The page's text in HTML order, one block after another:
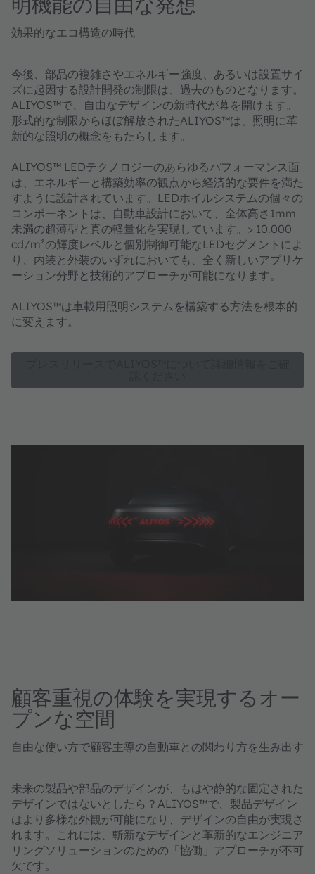
効果的なエコ構造の時代
今後、部品の複雑さやエネルギー強度、あるいは設置サイ
ズに起因する設計開発の制限は、過去のものとなります。
ALIYOS™で、自由なデザインの新時代が幕を開けます。
形式的な制限からほぼ解放されたALIYOS™は、照明に革
新的な照明の概念をもたらします。
ALIYOS™ LEDテクノロジーのあらゆるパフォーマンス面
は、エネルギーと構築効率の観点から経済的な要件を満た
すように設計されています。LEDホイルシステムの個々の
コンポーネントは、自動車設計において、全体高さ1mm
未満の超薄型と真の軽量化を実現しています。> 10.000
cd/m²の輝度レベルと個別制御可能なLEDセグメントによ
り、内装と外装のいずれにおいても、全く新しいアプリケ
ーション分野と技術的アプローチが可能になります。
ALIYOS™は車載用照明システムを構築する方法を根本的
に変えます。
顧客重視の体験を実現するオー
プンな空間
自由な使い方で顧客主導の自動車との関わり方を生み出す
未来の製品や部品のデザインが、もはや静的な固定された
デザインではないとしたら？ALIYOS™で、製品デザイン
はより多様な外観が可能になり、デザインの自由が実現さ
れます。これには、斬新なデザインと革新的なエンジニア
リングソリューションのための「協働」アプローチが不可
欠です。